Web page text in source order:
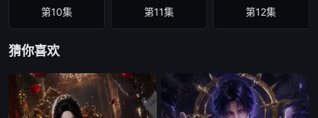
第10集 第11集 第12集
猜你喜欢